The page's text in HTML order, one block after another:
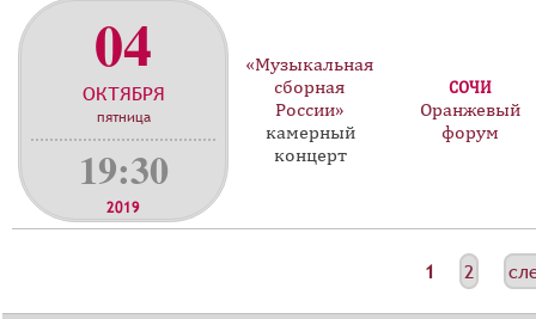
04
ОКТЯБРЯ
пятница
19:30
2019
«Музыкальная
сборная
России»
камерный
концерт
СОЧИ
Оранжевый
форум
1 2